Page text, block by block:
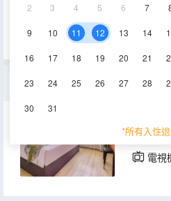
2 3 4 5 6 7
9 10 11 12 13 14
16 17 18 19 20 21
23 24 25 26 27 28
30 31
*所有入住
舒享大
25㎡
電視